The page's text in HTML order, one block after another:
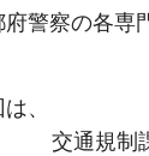
府警察の各専
、
通規制